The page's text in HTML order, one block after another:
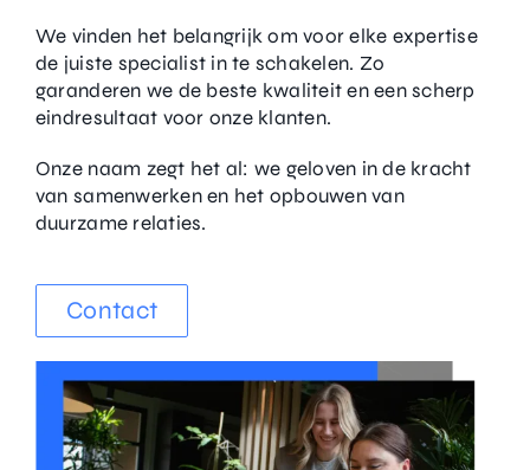
We vinden het belangrijk om voor elke expertise
de juiste specialist in te schakelen. Zo
garanderen we de beste kwaliteit en een scherp
eindresultaat voor onze klanten.
Onze naam zegt het al: we geloven in de kracht
van samenwerken en het opbouwen van
duurzame relaties.
Contact